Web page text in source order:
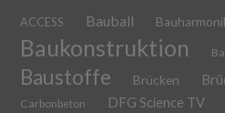
ACCESS Bauball
Baukonstruktion
Baustoffe Brücken
Carbonbeton DFG Science TV